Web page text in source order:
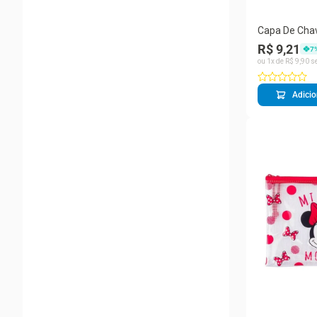
Capa De
Maravilha
Taimes
R$ 9,21 7
ou 1 x de R$ 9 90